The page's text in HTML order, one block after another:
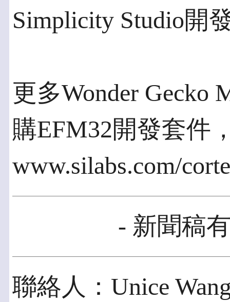
Simplicity Studio開
更多Wonder Gecko
購EFM32開發套件
www.silabs.com/
- 新聞稿
聯絡人：Unice